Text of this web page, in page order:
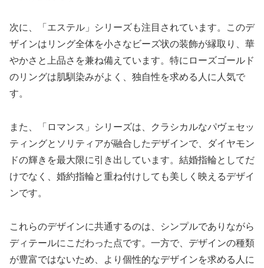
次に、「エステル」シリーズも注目されています。このデ
ザインはリング全体を小さなビーズ状の装飾が縁取り、華
やかさと上品さを兼ね備えています。特にローズゴールド
のリングは肌馴染みがよく、独自性を求める人に人気で
す。
また、「ロマンス」シリーズは、クラシカルなパヴェセッ
ティングとソリティアが融合したデザインで、ダイヤモン
ドの輝きを最大限に引き出しています。結婚指輪としてだ
けでなく、婚約指輪と重ね付けしても美しく映えるデザイ
ンです。
これらのデザインに共通するのは、シンプルでありながら
ディテールにこだわった点です。一方で、デザインの種類
が豊富ではないため、より個性的なデザインを求める人に